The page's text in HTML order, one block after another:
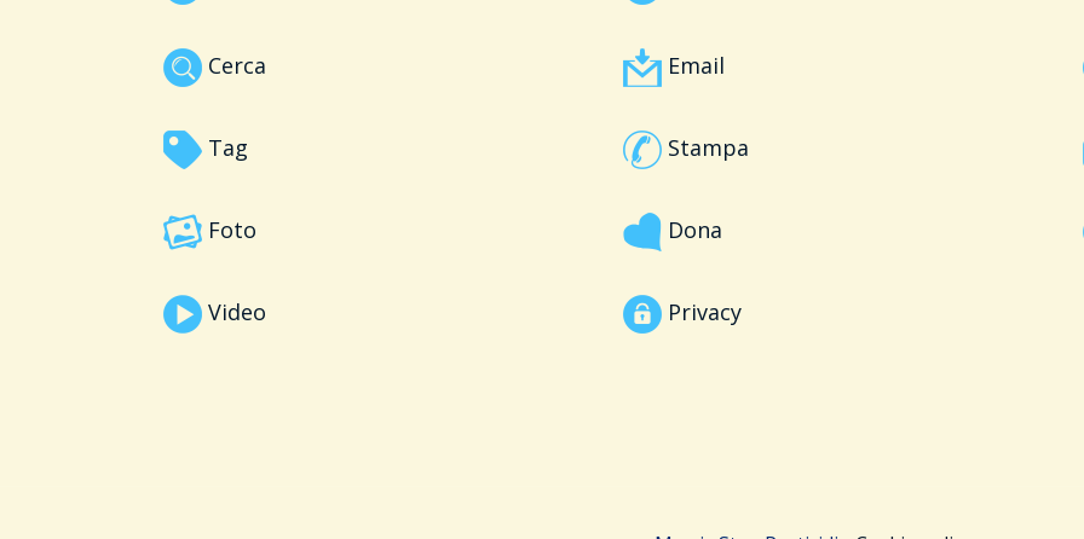
Cerca
Tag
Foto
Video
Email
Stampa
Dona
Privacy